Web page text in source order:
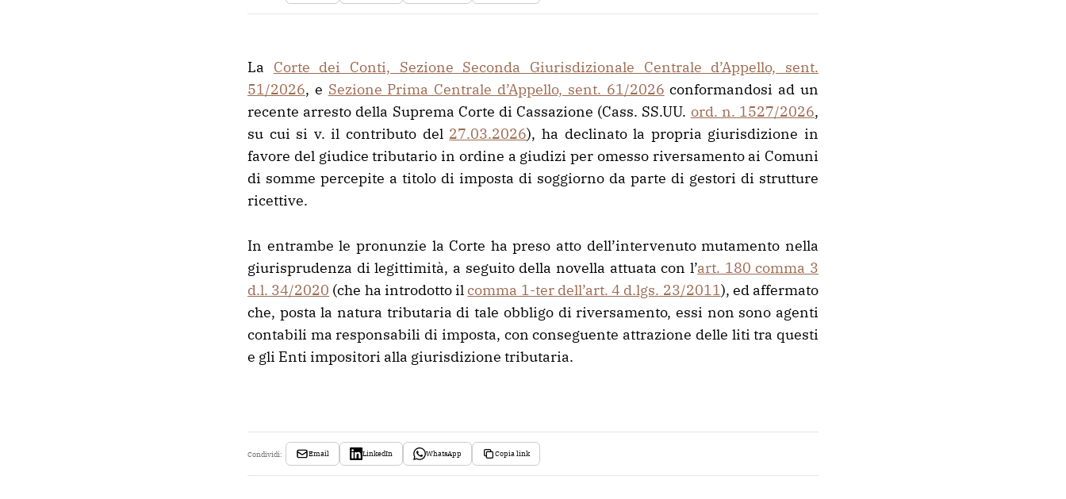
La Corte dei Conti, Sezione Seconda Giurisdizionale Centrale d’Appello, sent.
51/2026, e Sezione Prima Centrale d’Appello, sent. 61/2026 conformandosi ad un
recente arresto della Suprema Corte di Cassazione (Cass. SS.UU. ord. n. 1527/2026,
su cui si v. il contributo del 27.03.2026), ha declinato la propria giurisdizione in
favore del giudice tributario in ordine a giudizi per omesso riversamento ai Comuni
di somme percepite a titolo di imposta di soggiorno da parte di gestori di strutture
ricettive.
In entrambe le pronunzie la Corte ha preso atto dell’intervenuto mutamento nella
giurisprudenza di legittimità, a seguito della novella attuata con l’art. 180 comma 3
d.l. 34/2020 (che ha introdotto ilcomma 1-ter dell’art. 4 d.lgs. 23/2011), ed affermato
che, posta la natura tributaria di tale obbligo di riversamento, essi non sono agenti
contabili ma responsabili di imposta, con conseguente attrazione delle liti tra questi
e gli Enti impositori alla giurisdizione tributaria.
Condividi: Email LinkedIn WhatsApp Copia link